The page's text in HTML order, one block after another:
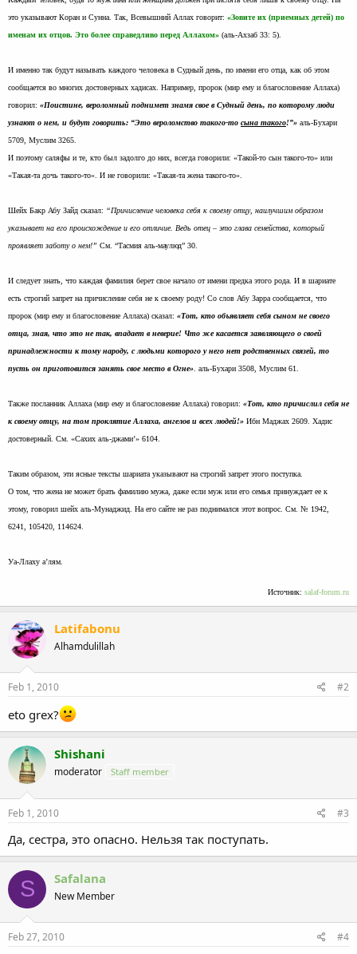
это указывают Коран и Сунна. Так, Всевышний Аллах говорит: «Зовите их (приемных детей) по
именам их отцов. Это более справедливо перед Аллахом» (аль-Ахзаб 33: 5).
И именно так будут называть каждого человека в Судный день, по имени его отца, как об этом
сообщается во многих достоверных хадисах. Например, пророк (мир ему и благословение Аллаха)
говорил: «Поистине, вероломный поднимет знамя свое в Судный день, по которому люди
узнают о нем, и будут говорить: “Это вероломство такого-то сына такого!”» аль-Бухари
5709, Муслим 3265.
И поэтому саляфы и те, кто был задолго до них, всегда говорили: «Такой-то сын такого-то» или
«Такая-та дочь такого-то». И не говорили: «Такая-та жена такого-то».
Шейх Бакр Абу Зайд сказал: “Причисление человека себя к своему отцу, наилучшим образом
указывает на его происхождение и его отличие. Ведь отец – это глава семейства, который
проявляет заботу о нем!” См. “Тасмия аль-маулюд” 30.
И следует знать, что каждая фамилия берет свое начало от имени предка этого рода. И в шариате
есть строгий запрет на причисление себя не к своему роду! Со слов Абу Зарра сообщается, что
пророк (мир ему и благословение Аллаха) сказал: «Тот, кто объявляет себя сыном не своего
отца, зная, что это не так, впадает в неверие! Что же касается заявляющего о своей
принадлежности к тому народу, с людьми которого у него нет родственных связей, то
пусть он приготовится занять свое место в Огне» . аль-Бухари 3508, Муслим 61.
Также посланник Аллаха (мир ему и благословение Аллаха) говорил: «Тот, кто причислил себя не
к своему отцу, на том проклятие Аллаха, ангелов и всех людей!» Ибн Маджах 2609. Хадис
достоверный. См. «Сахих аль-джами’» 6104.
Таким образом, эти ясные тексты шариата указывают на строгий запрет этого поступка.
О том, что жена не может брать фамилию мужа, даже если муж или его семья принуждает ее к
этому, говорил шейх аль-Мунаджид. На его сайте не раз поднимался этот вопрос. См. № 1942,
6241, 105420, 114624.
Уа-Ллаху а’лям.
Источник: salaf-forum.ru
Latifabonu
Alhamdulillah
Feb 1, 2010 #2
eto grex?
Shishani
moderator Staff member
Feb 1, 2010 #3
Да, сестра, это опасно. Нельзя так поступать.
S Safalana
New Member
Feb 27, 2010 #4